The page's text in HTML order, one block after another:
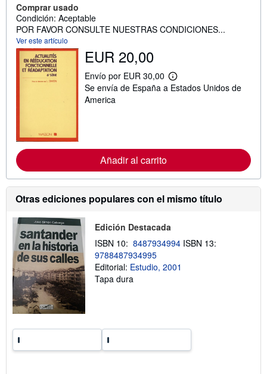
Comprar usado
Condición: Aceptable
POR FAVOR CONSULTE NUESTRAS CONDICIONES...
Ver este artículo
EUR 20,00
Envío por EUR 30,00
M
á
m
i
ó
n
s
e
l
s
s
Se envía de España a Estados Unidos de
America
Añadir al carrito
Otras ediciones populares con el mismo título
Edición Destacada
ISBN 10: 8487934994 ISBN 13:
9788487934995
Editorial: Estudio, 2001
Tapa dura